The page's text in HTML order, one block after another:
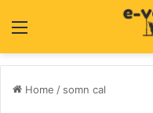
Home / somn cal